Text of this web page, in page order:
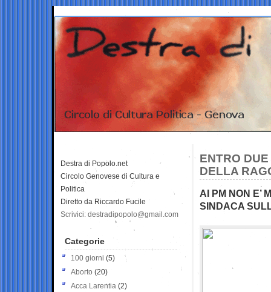
ENTRO
DELLA
AI PM NON E’
SINDACA
Destra di Popolo.net
Circolo Genovese di Cultura e
Politica
Diretto da Riccardo Fucile
Scrivici: destradipopolo@gmail.com
Categorie
100 giorni (5)
Aborto (20)
Acca Larentia (2)